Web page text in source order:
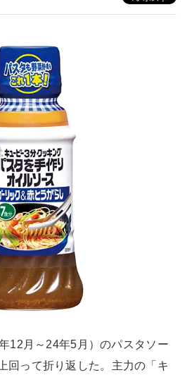
12月～24年5月）のパスタソー
回って折り返した。主力の「キ